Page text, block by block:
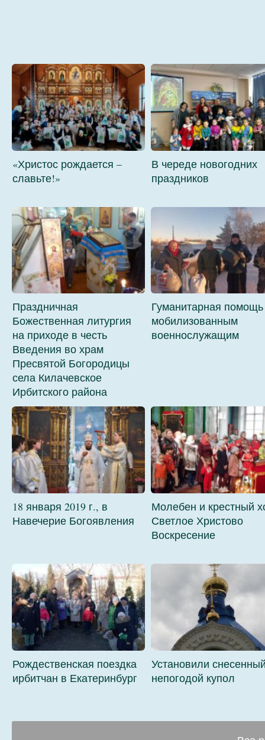
«Христос рождается –
славьте!»
В череде новогодних
праздников
Праздничная
Божественная литургия
на приходе в честь
Введения во храм
Пресвятой Богородицы
села Килачевское
Ирбитского района
Гуманитарная помощь
мобилизованным
военнослужащим
18 января 2019 г., в
Навечерие Богоявления
Молебен и крестный
Светлое Христово
Воскресение
Рождественская поездка
ирбитчан в Екатеринбург
Установили
непогодой купол